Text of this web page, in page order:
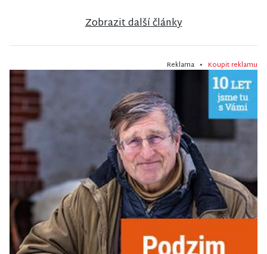
Zobrazit další články
Reklama • Koupit reklamu